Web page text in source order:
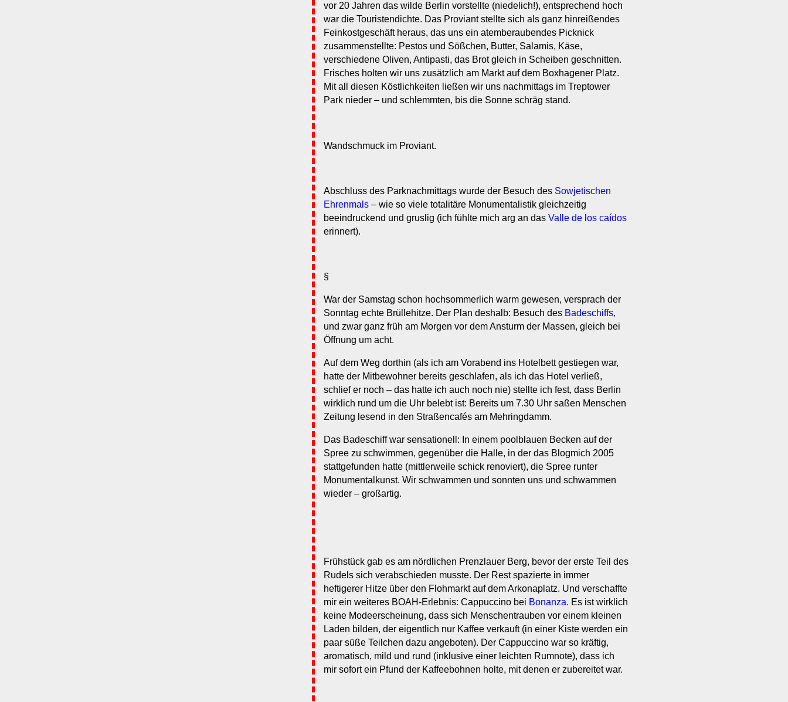
vor 20 Jahren das wilde Berlin vorstellte (niedelich!), entsprechend hoch
war die Touristendichte. Das Proviant stellte sich als ganz hinreißendes
Feinkostgeschäft heraus, das uns ein atemberaubendes Picknick
zusammenstellte: Pestos und Sößchen, Butter, Salamis, Käse,
verschiedene Oliven, Antipasti, das Brot gleich in Scheiben geschnitten.
Frisches holten wir uns zusätzlich am Markt auf dem Boxhagener Platz.
Mit all diesen Köstlichkeiten ließen wir uns nachmittags im Treptower
Park nieder – und schlemmten, bis die Sonne schräg stand.
Wandschmuck im Proviant.
Abschluss des Parknachmittags wurde der Besuch des Sowjetischen
Ehrenmals – wie so viele totalitäre Monumentalistik gleichzeitig
beeindruckend und gruslig (ich fühlte mich arg an das Valle de los caídos
erinnert).
§
War der Samstag schon hochsommerlich warm gewesen, versprach der
Sonntag echte Brüllehitze. Der Plan deshalb: Besuch des Badeschiffs,
und zwar ganz früh am Morgen vor dem Ansturm der Massen, gleich bei
Öffnung um acht.
Auf dem Weg dorthin (als ich am Vorabend ins Hotelbett gestiegen war,
hatte der Mitbewohner bereits geschlafen, als ich das Hotel verließ,
schlief er noch – das hatte ich auch noch nie) stellte ich fest, dass Berlin
wirklich rund um die Uhr belebt ist: Bereits um 7.30 Uhr saßen Menschen
Zeitung lesend in den Straßencafés am Mehringdamm.
Das Badeschiff war sensationell: In einem poolblauen Becken auf der
Spree zu schwimmen, gegenüber die Halle, in der das Blogmich 2005
stattgefunden hatte (mittlerweile schick renoviert), die Spree runter
Monumentalkunst. Wir schwammen und sonnten uns und schwammen
wieder – großartig.
Frühstück gab es am nördlichen Prenzlauer Berg, bevor der erste Teil des
Rudels sich verabschieden musste. Der Rest spazierte in immer
heftigerer Hitze über den Flohmarkt auf dem Arkonaplatz. Und verschaffte
mir ein weiteres BOAH-Erlebnis: Cappuccino bei Bonanza. Es ist wirklich
keine Modeerscheinung, dass sich Menschentrauben vor einem kleinen
Laden bilden, der eigentlich nur Kaffee verkauft (in einer Kiste werden ein
paar süße Teilchen dazu angeboten). Der Cappuccino war so kräftig,
aromatisch, mild und rund (inklusive einer leichten Rumnote), dass ich
mir sofort ein Pfund der Kaffeebohnen holte, mit denen er zubereitet war.